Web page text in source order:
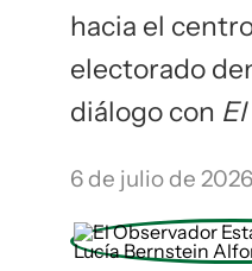
hacia el
electorado
diálogo con
6 de julio de 2026